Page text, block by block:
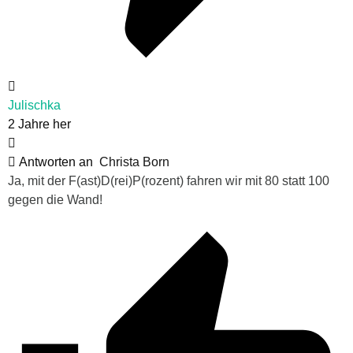
Julischka
2 Jahre her
Antworten an Christa Born
Ja, mit der F(ast)D(rei)P(rozent) fahren wir mit 80 statt 100
gegen die Wand!